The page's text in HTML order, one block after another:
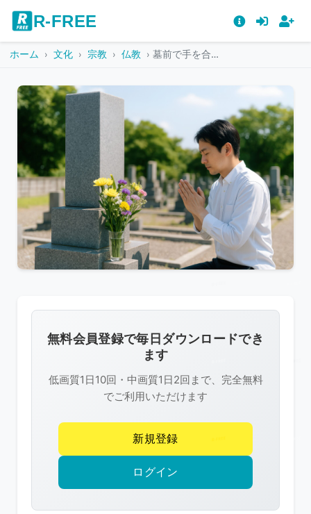
R-FREE
ホーム 文化 宗教 仏教 墓前で手を合わせる若い男性
像
は
R-
FREE
作
権
無料会員登録で毎日ダウンロードでき
ます
低画質1日10回・中画質1日2回まで、完全無料
でご利用いただけます
新規登録
ログイン